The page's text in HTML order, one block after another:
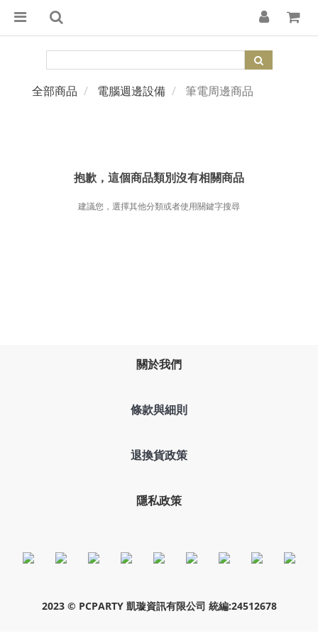
全部商品 電腦週邊設備 筆電周邊商品
抱歉，這個商品類別沒有相關商品
建議您，選擇其他分類或者使用關鍵字搜尋
關於我們
條款與細則
退換貨政策
隱私政策
2023 © PCPARTY 凱璇資訊有限公司 統編:24512678